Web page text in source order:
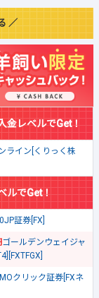
／
金レベルでGet！
ライン[くりっく株
ルでGet！
証券[FX]
ゴールデンウェイジャ
クリック証券[FXネ